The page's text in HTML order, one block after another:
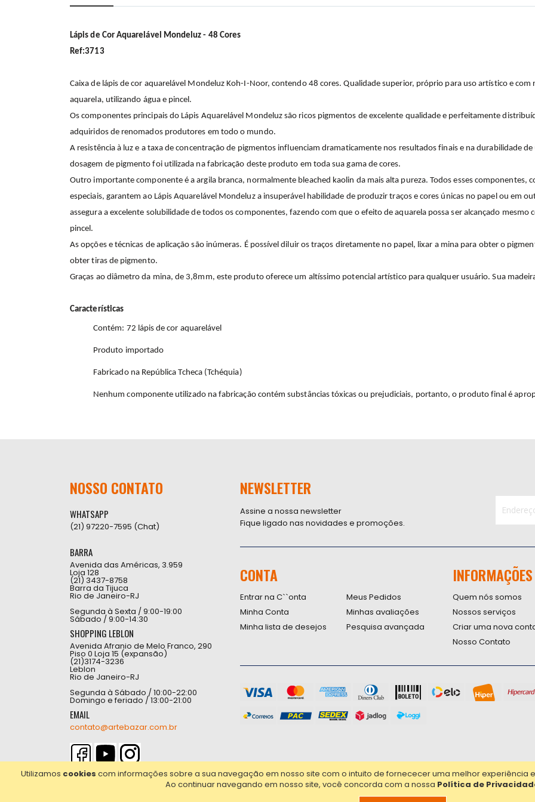
Utilizamos cookies com informações sobre a sua navegação em nosso site com o intuito de fornececer uma melhor experiência
Ao continuar navegando em nosso site, você concorda com a nossa Política de
início
de
imagens
Lápis de Cor Aquarelável Mondeluz - 48 Cores
Ref:3713
Caixa de lápis de cor aquarelável Mondeluz Koh-I-Noor, contendo 48 cores. Qualidade superior, próprio para uso artístico e com
aquarela, utilizando água e pincel.
Os componentes principais do Lápis Aquarelável Mondeluz são ricos pigmentos de excelente qualidade e perfeitamente
adquiridos de renomados produtores em todo o mundo.
A resistência à luz e a taxa de concentração de pigmentos influenciam dramaticamente nos resultados finais e na durabilidade
dosagem de pigmento foi utilizada na fabricação deste produto em toda sua gama de cores.
Outro importante componente é a argila branca, normalmente bleached kaolin da mais alta pureza. Todos esses componentes,
especiais, garantem ao Lápis Aquarelável Mondeluz a insuperável habilidade de produzir traços e cores únicas no papel ou em
assegura a excelente solubilidade de todos os componentes, fazendo com que o efeito de aquarela possa ser alcançado
pincel.
As opções e técnicas de aplicação são inúmeras. É possível diluir os traços diretamente no papel, lixar a mina para obter o
obter tiras de pigmento.
Graças ao diâmetro da mina, de 3,8mm, este produto oferece um altíssimo potencial artístico para qualquer usuário. Sua
Características
Contém: 72 lápis de cor aquarelável
Produto importado
Fabricado na República Tcheca (Tchéquia)
Nenhum componente utilizado na fabricação contém substâncias tóxicas ou prejudiciais, portanto, o produto final é
NOSSO CONTATO
WHATSAPP
(21) 97220-7595 (Chat)
BARRA
Avenida das Américas, 3.959
Loja 128
(21) 3437-8758
Barra da Tijuca
Rio de Janeiro-RJ
Segunda à Sexta / 9:00-19:00
Sábado / 9:00-14:30
SHOPPING LEBLON
Avenida Afranio de Melo Franco, 290
Piso 0 Loja 15 (expansão)
(21)3174-3236
Leblon
Rio de Janeiro-RJ
Segunda à Sábado / 10:00-22:00
Domingo e feriado / 13:00-21:00
EMAIL
contato@artebazar.com.br
NEWSLETTER
Assine a nossa newsletter
Fique ligado nas novidades e promoções.
nossa
CONTA
Entrar na C``onta
Minha Conta
Minha lista de desejos
Meus Pedidos
Minhas avaliações
Pesquisa avançada
INFORMAÇÕES
Quem nós somos
Nossos serviços
Criar uma nova
Nosso Contato